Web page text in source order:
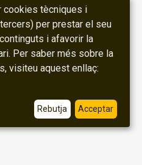
cookies tècniques i
per prestar el seu
i afavorir la
Per saber més sobre la
visiteu aquest enllaç:
Rebutja Acceptar